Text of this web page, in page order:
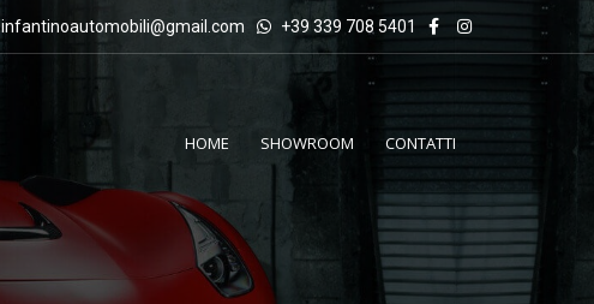
infantinoautomobili@gmail.com +39 339 708 5401
HOME SHOWROOM CONTATTI